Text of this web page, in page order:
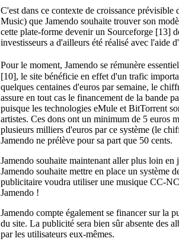
C'est dans ce contexte de croissance
Music) que Jamendo souhaite trouver son
cette plate-forme devenir un Sourceforge [13]
investisseurs a d'ailleurs été réalisé avec
Pour le moment, Jamendo se rémunère
[10], le site bénéficie en effet d'un trafic
quelques centaines d'euros par semaine, le
assure en tout cas le financement de la bande
puisque les technologies eMule et BitTorrent
artistes. Ces dons ont un minimum de 5 euros
plusieurs milliers d'euros par ce système (le
Jamendo ne prélève pour sa part que 50 cents.
Jamendo souhaite maintenant aller plus loin
Jamendo souhaite mettre en place un système
publicitaire voudra utiliser une musique CC-
Jamendo !
Jamendo compte également se financer sur la
du site. La publicité sera bien sûr absente des
par les utilisateurs eux-mêmes.